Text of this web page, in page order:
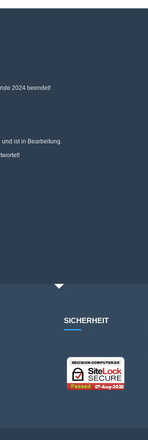
2024 beendet!
ist in Bearbeitung.
SICHERHEIT